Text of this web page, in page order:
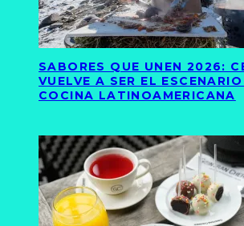
SABORES QUE UNEN 2026:
VUELVE A SER EL
COCINA LATINOAMERICANA